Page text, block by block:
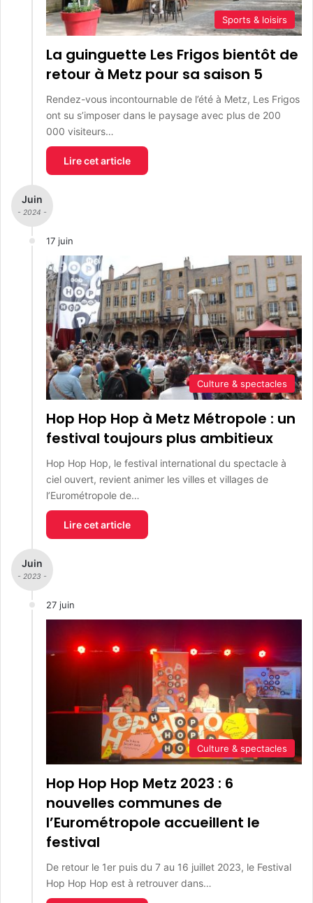
Sports & loisirs
La guinguette Les Frigos bientôt de
retour à Metz pour sa saison 5
Rendez-vous incontournable de l’été à Metz, Les Frigos
ont su s’imposer dans le paysage avec plus de 200
000 visiteurs…
Lire cet article
Juin
- 2024 -
17 juin
Culture & spectacles
Hop Hop Hop à Metz Métropole : un
festival toujours plus ambitieux
Hop Hop Hop, le festival international du spectacle à
ciel ouvert, revient animer les villes et villages de
l’Eurométropole de…
Lire cet article
Juin
- 2023 -
27 juin
Culture & spectacles
Hop Hop Hop Metz 2023 : 6
nouvelles communes de
l’Eurométropole accueillent le
festival
De retour le 1er puis du 7 au 16 juillet 2023, le Festival
Hop Hop Hop est à retrouver dans…